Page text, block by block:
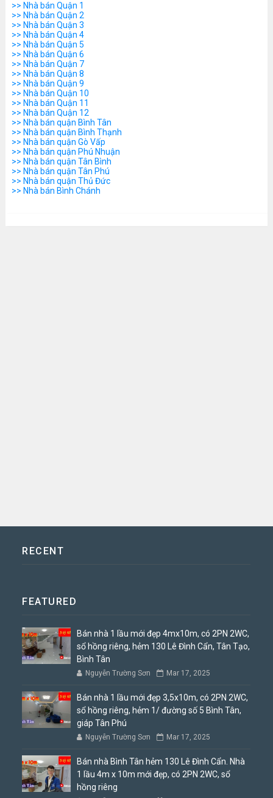
>> Nhà bán Quận 1
>> Nhà bán Quận 2
>> Nhà bán Quận 3
>> Nhà bán Quận 4
>> Nhà bán Quận 5
>> Nhà bán Quận 6
>> Nhà bán Quận 7
>> Nhà bán Quận 8
>> Nhà bán Quận 9
>> Nhà bán Quận 10
>> Nhà bán Quận 11
>> Nhà bán Quận 12
>> Nhà bán quận Bình Tân
>> Nhà bán quận Bình Thạnh
>> Nhà bán quận Gò Vấp
>> Nhà bán quận Phú Nhuận
>> Nhà bán quận Tân Bình
>> Nhà bán quận Tân Phú
>> Nhà bán quận Thủ Đức
>> Nhà bán Bình Chánh
RECENT
FEATURED
Bán nhà 1 lầu mới đẹp 4mx10m, có 2PN 2WC,
sổ hồng riêng, hẻm 130 Lê Đình Cẩn, Tân Tạo,
Bình Tân
Nguyễn Trường Sơn Mar 17, 2025
Bán nhà 1 lầu mới đẹp 3,5x10m, có 2PN 2WC,
sổ hồng riêng, hẻm 1/ đường số 5 Bình Tân,
giáp Tân Phú
Nguyễn Trường Sơn Mar 17, 2025
Bán nhà Bình Tân hẻm 130 Lê Đình Cẩn. Nhà
1 lầu 4m x 10m mới đẹp, có 2PN 2WC, sổ
hồng riêng